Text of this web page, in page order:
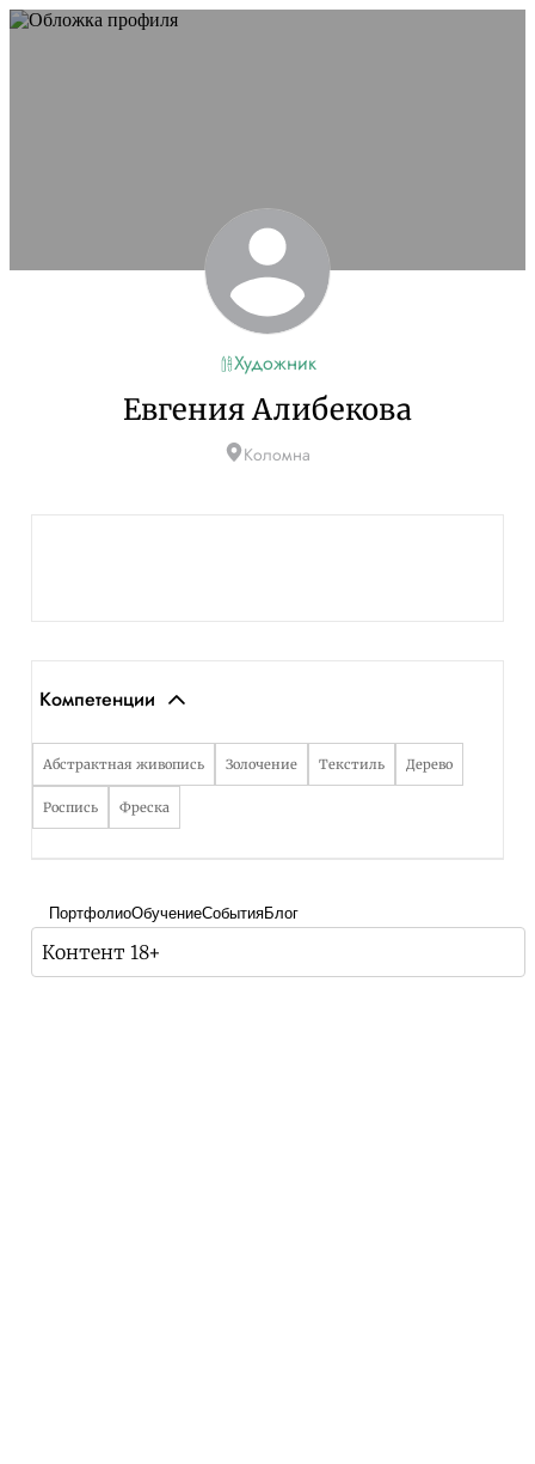
Художник
Евгения Алибекова
Коломна
Компетенции
Абстрактная живопись Золочение Текстиль Дерево
Роспись Фреска
ПортфолиоОбучениеСобытияБлог
Контент 18+